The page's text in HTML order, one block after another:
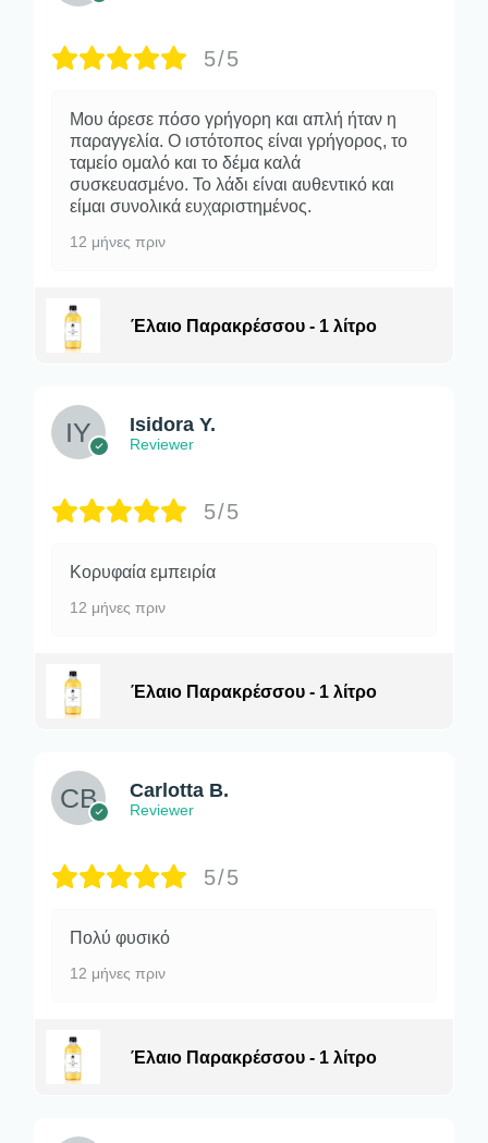
5/5
Μου άρεσε πόσο γρήγορη και απλή ήταν η
παραγγελία. Ο ιστότοπος είναι γρήγορος, το
ταμείο ομαλό και το δέμα καλά
συσκευασμένο. Το λάδι είναι αυθεντικό και
είμαι συνολικά ευχαριστημένος.
12 μήνες πριν
Έλαιο Παρακρέσσου - 1 λίτρο
Isidora Y.
Reviewer
5/5
Κορυφαία εμπειρία
12 μήνες πριν
Έλαιο Παρακρέσσου - 1 λίτρο
Carlotta B.
Reviewer
5/5
Πολύ φυσικό
12 μήνες πριν
Έλαιο Παρακρέσσου - 1 λίτρο